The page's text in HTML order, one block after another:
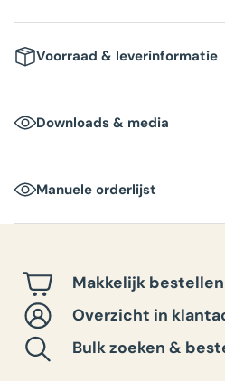
Voorraad & leverinformatie
Downloads & media
Manuele orderlijst
Makkelijk
Overzicht in
Bulk zoeken &